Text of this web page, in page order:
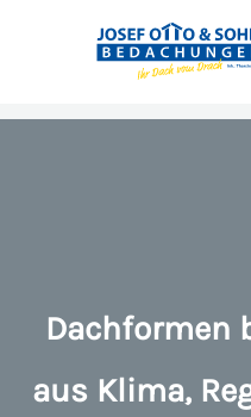
Dachformen
aus Klima,